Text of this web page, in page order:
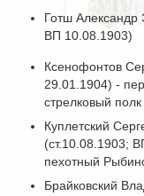
Готш Александр
ВП 10.08.1903)
Ксенофонтов
29.01.1904) -
стрелковый
Куплетский
(ст.10.08.1903;
пехотный
Брайковский